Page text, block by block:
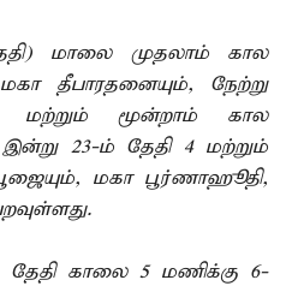
மாலை முதலாம் கால
தீபாரதனையும், நேற்று
மற்றும் மூன்றாம் கால
23-ம் தேதி 4 மற்றும்
மகா பூர்ணாஹூதி,
தேதி காலை 5 மணிக்கு 6-